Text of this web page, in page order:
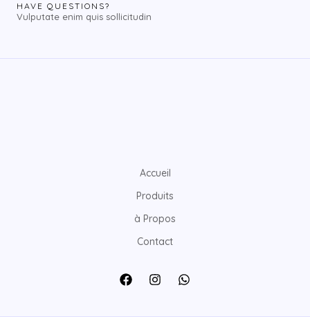
HAVE QUESTIONS?
Vulputate enim quis sollicitudin
Accueil
Produits
à Propos
Contact